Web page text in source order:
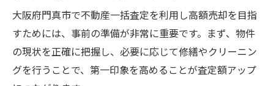
大阪府門真市で不動産一括査定を利用し高額売却を目指
すためには、事前の準備が非常に重要です。まず、物件
の現状を正確に把握し、必要に応じて修繕やクリーニン
グを行うことで、第一印象を高めることが査定額アップ